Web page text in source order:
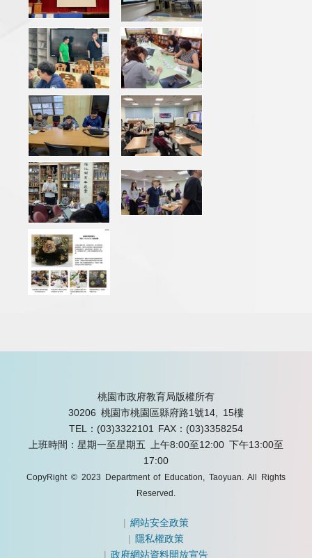
桃園市政府教育局版權所有
30206 桃園市桃園區縣府路1號14, 15樓
TEL：(03)3322101
FAX：(03)3358254
上班時間：星期一至星期五 上午8:00至12:00 下午13:00至
17:00
CopyRight © 2023 Department of Education, Taoyuan. All Rights
Reserved.
|網站安全政策
| 隱私權政策
|政府網站資料開放宣告